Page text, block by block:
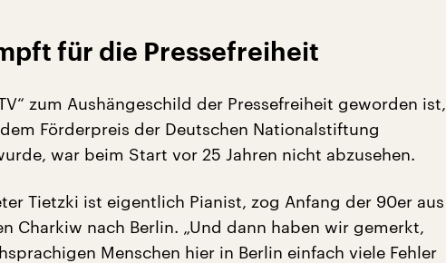
für die Pressefreiheit
zum Aushängeschild der Pressefreiheit geworden ist,
Förderpreis der Deutschen Nationalstiftung
war beim Start vor 25 Jahren nicht abzusehen.
Tietzki ist eigentlich Pianist, zog Anfang der 90er aus
Charkiw nach Berlin. „Und dann haben wir gemerkt,
Menschen hier in Berlin einfach viele Fehler